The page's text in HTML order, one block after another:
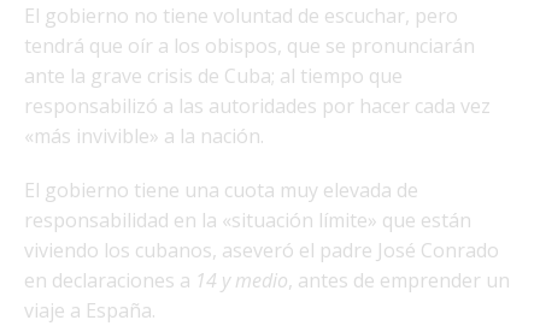
El gobierno no tiene voluntad de escuchar, pero
tendrá que oír a los obispos, que se pronunciarán
ante la grave crisis de Cuba; al tiempo que
responsabilizó a las autoridades por hacer cada vez
«más invivible» a la nación.
El gobierno tiene una cuota muy elevada de
responsabilidad en la «situación límite» que están
viviendo los cubanos, aseveró el padre José Conrado
en declaraciones a 14 y medio, antes de emprender un
viaje a España.